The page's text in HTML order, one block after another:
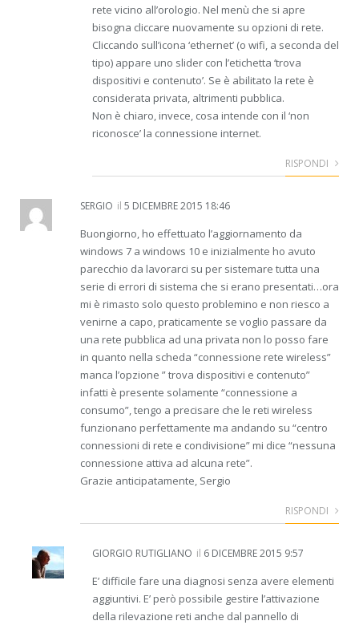
rete vicino all’orologio. Nel menù che si apre
bisogna cliccare nuovamente su opzioni di rete.
Cliccando sull’icona ‘ethernet’ (o wifi, a seconda del
tipo) appare uno slider con l’etichetta ‘trova
dispositivi e contenuto’. Se è abilitato la rete è
considerata privata, altrimenti pubblica.
Non è chiaro, invece, cosa intende con il ‘non
riconosce’ la connessione internet.
RISPONDI
SERGIO il 5 DICEMBRE 2015 18:46
Buongiorno, ho effettuato l’aggiornamento da
windows 7 a windows 10 e inizialmente ho avuto
parecchio da lavorarci su per sistemare tutta una
serie di errori di sistema che si erano presentati…ora
mi è rimasto solo questo problemino e non riesco a
venirne a capo, praticamente se voglio passare da
una rete pubblica ad una privata non lo posso fare
in quanto nella scheda “connessione rete wireless”
manca l’opzione ” trova dispositivi e contenuto”
infatti è presente solamente “connessione a
consumo”, tengo a precisare che le reti wireless
funzionano perfettamente ma andando su “centro
connessioni di rete e condivisione” mi dice “nessuna
connessione attiva ad alcuna rete”.
Grazie anticipatamente, Sergio
RISPONDI
GIORGIO RUTIGLIANO il 6 DICEMBRE 2015 9:57
E’ difficile fare una diagnosi senza avere elementi
aggiuntivi. E’ però possibile gestire l’attivazione
della rilevazione reti anche dal pannello di